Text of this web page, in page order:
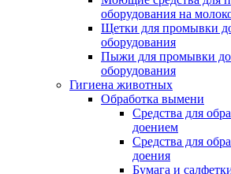
оборудования на
Щетки для промывки
оборудования
Пыжи для промывки
оборудования
Гигиена животных
Обработка вымени
Средства для
доением
Средства для
доения
Бумага и